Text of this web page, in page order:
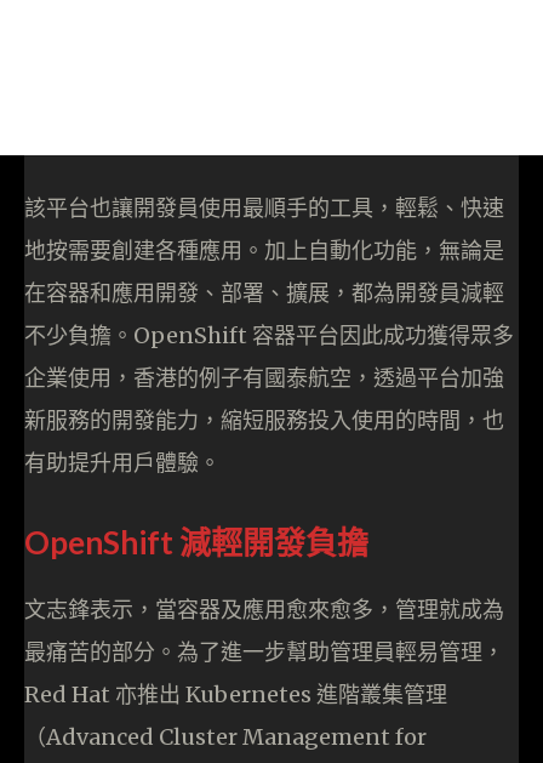
該平台也讓開發員使用最順手的工具，輕鬆、快速
地按需要創建各種應用。加上自動化功能，無論是
在容器和應用開發、部署、擴展，都為開發員減輕
不少負擔。OpenShift 容器平台因此成功獲得眾多
企業使用，香港的例子有國泰航空，透過平台加強
新服務的開發能力，縮短服務投入使用的時間，也
有助提升用戶體驗。
OpenShift 減輕開發負擔
文志鋒表示，當容器及應用愈來愈多，管理就成為
最痛苦的部分。為了進一步幫助管理員輕易管理，
Red Hat 亦推出 Kubernetes 進階叢集管理
（Advanced Cluster Management for